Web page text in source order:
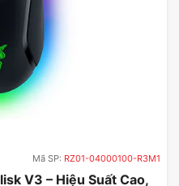
Mã SP: RZ01-04000100-R3M1
V3 – Hiệu Suất Cao,